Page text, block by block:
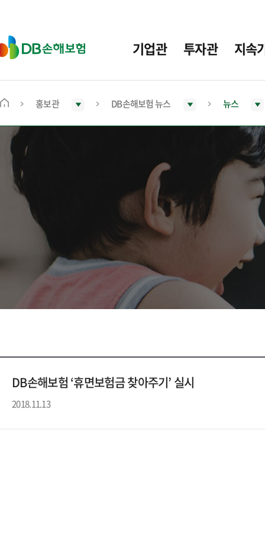
D
B
보
기업관 투자관 지속
메
홍보관 DB손해보험 뉴스 뉴스
DB손해보험 ‘휴면보험금 찾아주기’ 실시
2018.11.13